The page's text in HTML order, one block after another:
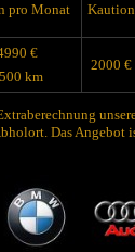
pro Monat Kaution
€
km
2000 €
Das Angebot